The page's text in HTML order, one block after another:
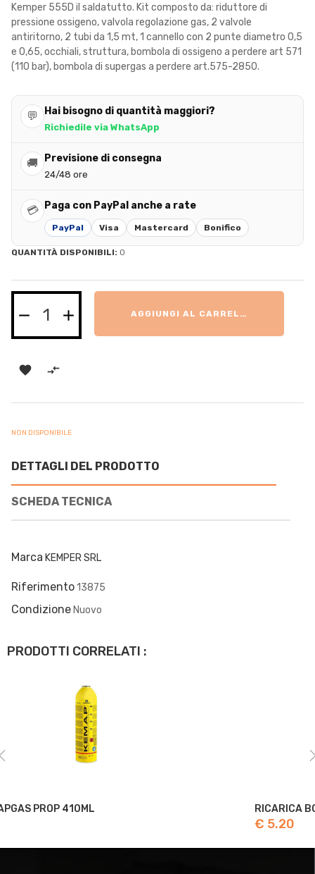
Kemper 555D il saldatutto. Kit composto da: riduttore di
pressione ossigeno, valvola regolazione gas, 2 valvole
antiritorno, 2 tubi da 1,5 mt, 1 cannello con 2 punte diametro 0,5
e 0,65, occhiali, struttura, bombola di ossigeno a perdere art 571
(110 bar), bombola di supergas a perdere art.575-2850.
💬 Hai bisogno di quantità maggiori?
Richiedile via WhatsApp
🚚 Previsione di consegna
24/48 ore
💳 Paga con PayPal anche a rate
PayPal Visa Mastercard Bonifico
QUANTITÀ DISPONIBILI: 0
AGGIUNGI AL CARRELLO
 
NON DISPONIBILE
DETTAGLI DEL PRODOTTO
SCHEDA TECNICA
Marca KEMPER SRL
Riferimento13875
Condizione Nuovo
PRODOTTI CORRELATI :
RICARICA BOMBOLA GAS CON...